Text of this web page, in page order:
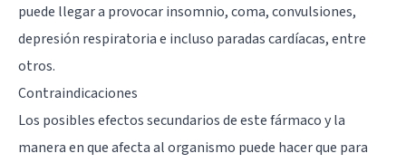
puede llegar a provocar insomnio, coma, convulsiones,
depresión respiratoria e incluso paradas cardíacas, entre
otros.
Contraindicaciones
Los posibles efectos secundarios de este fármaco y la
manera en que afecta al organismo puede hacer que para